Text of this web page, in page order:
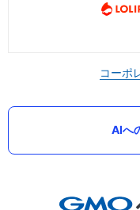
コーポ
AIへ